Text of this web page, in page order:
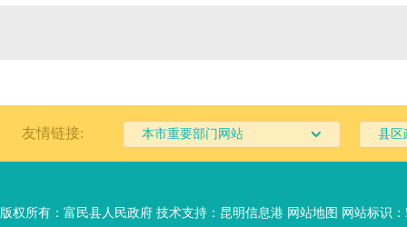
友情链接: 本市重要部门网站 县区
版权所有：富民县人民政府 技术支持： 昆明信息港 网站地图 网站标识：